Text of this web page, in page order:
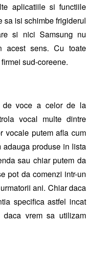
aplicatiile si functiile
sa isi schimbe frigiderul
si nici Samsung nu
acest sens. Cu toate
sud-coreene.
de voce a celor de la
vocal multe dintre
vocale putem afla cum
adauga produse in lista
sau chiar putem da
pot da comenzi intr-un
ani. Chiar daca
specifica astfel incat
vrem sa utilizam